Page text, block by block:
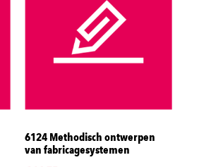
6124 Methodisch ontwerpen
van fabricagesystemen